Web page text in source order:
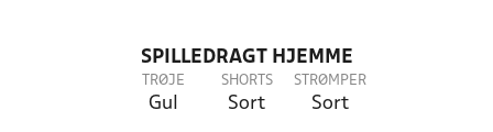
SPILLEDRAGT HJEMME
TRØJE
Gul
SHORTS
Sort
STRØMPER
Sort